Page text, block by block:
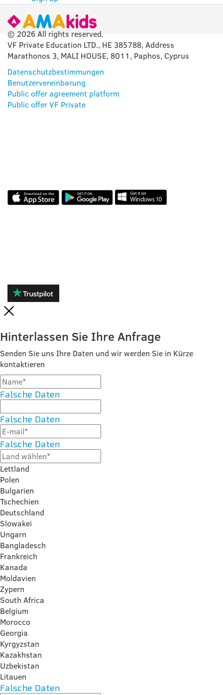
© 2026 All rights reserved.
VF Private Education LTD., HE 385788, Address
Marathonos 3, MALI HOUSE, 8011, Paphos, Cyprus
Datenschutzbestimmungen
Benutzervereinbarung
Public offer agreement platform
Public offer VF Private
Hinterlassen Sie Ihre Anfrage
Senden Sie uns Ihre Daten und wir werden Sie in Kürze
kontaktieren
Falsche Daten
Falsche Daten
Falsche Daten
Lettland
Polen
Bulgarien
Tschechien
Deutschland
Slowakei
Ungarn
Bangladesch
Frankreich
Kanada
Moldavien
Zypern
South Africa
Belgium
Morocco
Georgia
Kyrgyzstan
Kazakhstan
Uzbekistan
Litauen
Falsche Daten